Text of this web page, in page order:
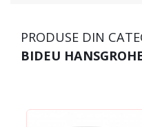
PRODUSE DIN
BIDEU